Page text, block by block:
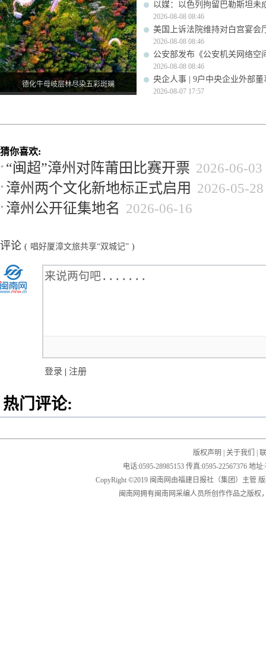
德化牛母岐层林尽染五彩斑斓
以媒：以色列拘留巴勒斯坦未
2026-08-08 08:46
美国上诉法院维持对白宫宴会
2026-08-08 08:46
公安部发布《公安机关网络空
2026-08-08 08:46
央企人事 | 9户中央企业外部
2026-08-07 17:57
猜你喜欢:
“闽超”漳州对阵莆田比赛开票 2026-06-03
漳州两个文化新地标正式启用 2026-05-28
漳州公开征集地名 2026-06-16
评论 ( 唱好厦漳文旅共享“双城记” )
登录 | 注册
热门评论:
版权声明 关于我们
电话:0595-28985153 传真:0595-22567376 地
CopyRight ©2019 闽南网由福建日报社（集团）主管
闽南网拥有闽南网采编人员所创作作品之版